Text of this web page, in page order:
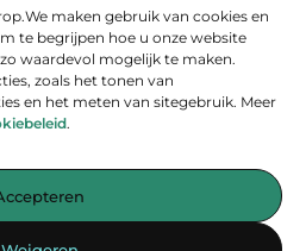
maken gebruik van cookies en
te begrijpen hoe u onze website
waardevol mogelijk te maken.
zoals het tonen van
en het meten van sitegebruik. Meer
.
blogs en waardevolle inzichten